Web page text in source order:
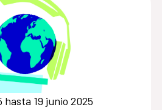
hasta 19 junio 2025